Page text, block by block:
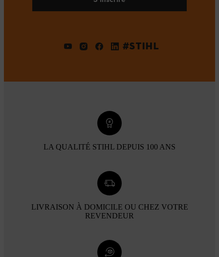
#STIHL
LA QUALITÉ STIHL DEPUIS 100 ANS
LIVRAISON À DOMICILE OU CHEZ VOTRE
REVENDEUR